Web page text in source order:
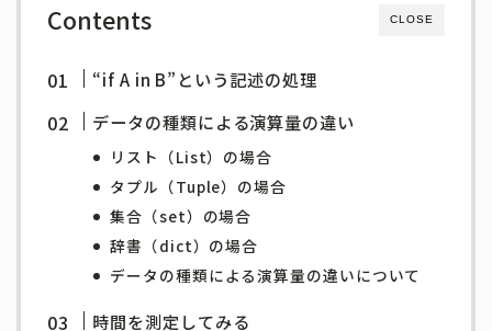
CLOSE
Contents
“if A in B”という記述の処理
データの種類による演算量の違い
リスト（List）の場合
タプル（Tuple）の場合
集合（set）の場合
辞書（dict）の場合
データの種類による演算量の違いについて
時間を測定してみる